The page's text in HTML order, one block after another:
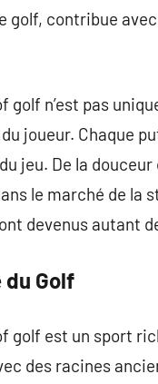
golf, contribue
golf n’est pas
joueur. Chaque
jeu. De la douceur
le marché de la
devenus autant
Golf
golf est un sport
des racines